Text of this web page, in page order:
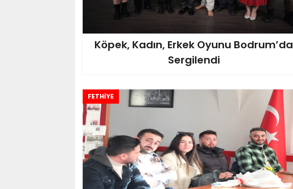
Köpek, Kadın, Erkek Oyunu Bodrum’da
Sergilendi
FETHİYE